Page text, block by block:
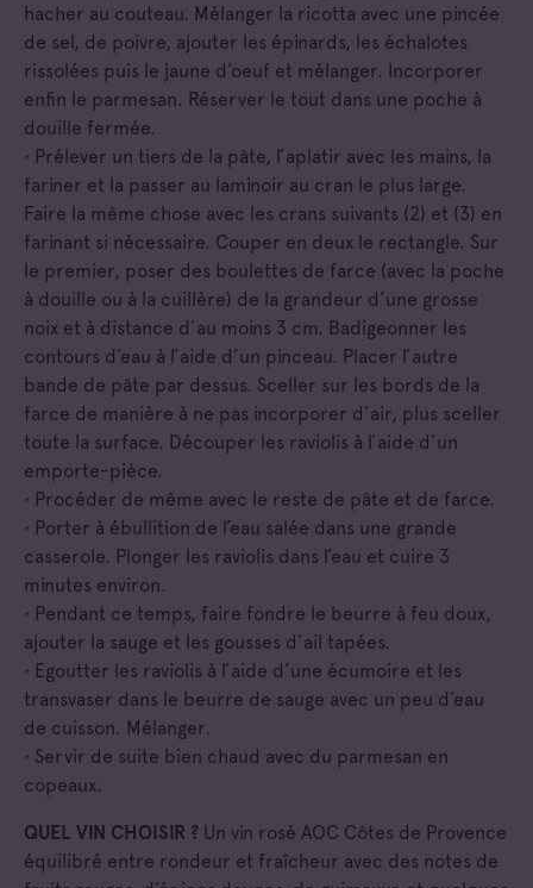
hacher au couteau. Mélanger la ricotta avec une pincée
de sel, de poivre, ajouter les épinards, les échalotes
rissolées puis le jaune d’oeuf et mélanger. Incorporer
enfin le parmesan. Réserver le tout dans une poche à
douille fermée.
• Prélever un tiers de la pâte, l’aplatir avec les mains, la
fariner et la passer au laminoir au cran le plus large.
Faire la même chose avec les crans suivants (2) et (3) en
farinant si nécessaire. Couper en deux le rectangle. Sur
le premier, poser des boulettes de farce (avec la poche
à douille ou à la cuillère) de la grandeur d’une grosse
noix et à distance d’au moins 3 cm. Badigeonner les
contours d’eau à l’aide d’un pinceau. Placer l’autre
bande de pâte par dessus. Sceller sur les bords de la
farce de manière à ne pas incorporer d’air, plus sceller
toute la surface. Découper les raviolis à l’aide d’un
emporte-pièce.
• Procéder de même avec le reste de pâte et de farce.
• Porter à ébullition de l’eau salée dans une grande
casserole. Plonger les raviolis dans l’eau et cuire 3
minutes environ.
• Pendant ce temps, faire fondre le beurre à feu doux,
ajouter la sauge et les gousses d’ail tapées.
• Egoutter les raviolis à l’aide d’une écumoire et les
transvaser dans le beurre de sauge avec un peu d’eau
de cuisson. Mélanger.
• Servir de suite bien chaud avec du parmesan en
copeaux.
QUEL VIN CHOISIR ? Un vin rosé AOC Côtes de Provence
équilibré entre rondeur et fraîcheur avec des notes de